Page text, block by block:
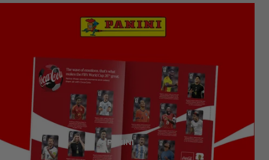
PANINI